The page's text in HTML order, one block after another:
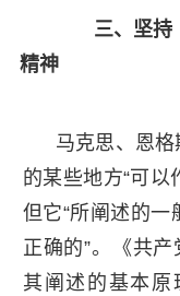
三、坚持
精神
马克思、恩格
的某些地方“可以
但它“所阐述的一
正确的”。《共
其阐述的基本原